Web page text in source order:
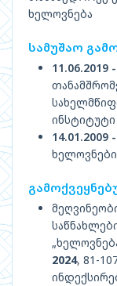
ხელოვნება
სამუშაო
11.06.2019
ინსტიტუტი
14.01.2009
2024, 81-